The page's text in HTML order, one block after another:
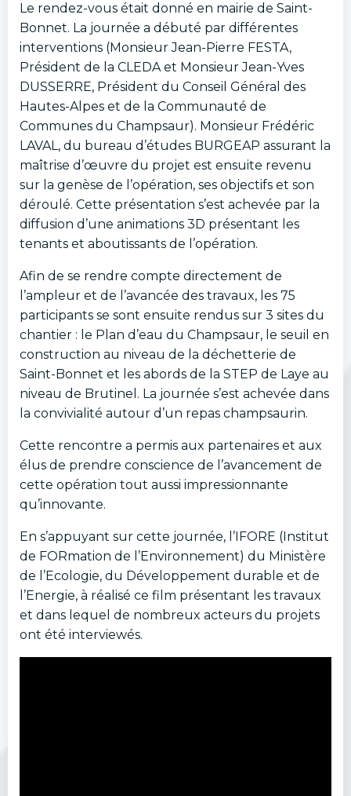
Le rendez-vous était donné en mairie de Saint-
Bonnet. La journée a débuté par différentes
interventions (Monsieur Jean-Pierre FESTA,
Président de la CLEDA et Monsieur Jean-Yves
DUSSERRE, Président du Conseil Général des
Hautes-Alpes et de la Communauté de
Communes du Champsaur). Monsieur Frédéric
LAVAL, du bureau d’études BURGEAP assurant la
maîtrise d’œuvre du projet est ensuite revenu
sur la genèse de l’opération, ses objectifs et son
déroulé. Cette présentation s’est achevée par la
diffusion d’une animations 3D présentant les
tenants et aboutissants de l’opération.
Afin de se rendre compte directement de
l’ampleur et de l’avancée des travaux, les 75
participants se sont ensuite rendus sur 3 sites du
chantier : le Plan d’eau du Champsaur, le seuil en
construction au niveau de la déchetterie de
Saint-Bonnet et les abords de la STEP de Laye au
niveau de Brutinel. La journée s’est achevée dans
la convivialité autour d’un repas champsaurin.
Cette rencontre a permis aux partenaires et aux
élus de prendre conscience de l’avancement de
cette opération tout aussi impressionnante
qu’innovante.
En s’appuyant sur cette journée, l’IFORE (Institut
de FORmation de l’Environnement) du Ministère
de l’Ecologie, du Développement durable et de
l’Energie, à réalisé ce film présentant les travaux
et dans lequel de nombreux acteurs du projets
ont été interviewés.